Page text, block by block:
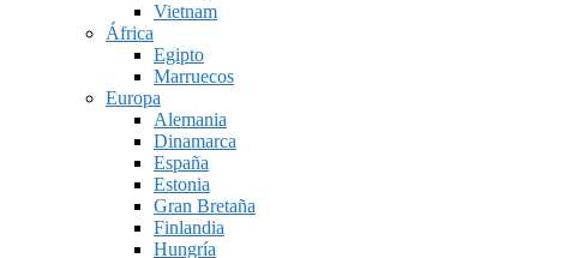
Vietnam
África
Egipto
Marruecos
Europa
Alemania
Dinamarca
España
Estonia
Gran Bretaña
Finlandia
Hungría